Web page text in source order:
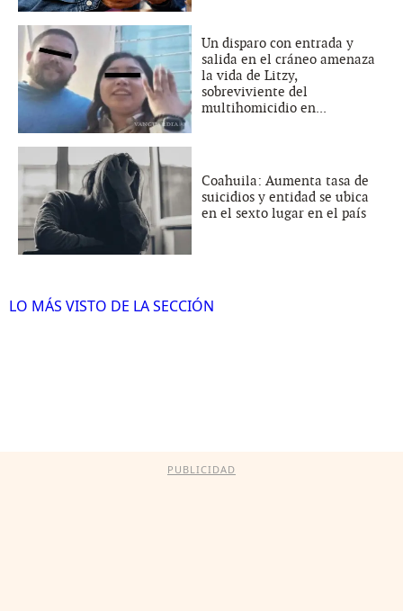
Un disparo con entrada y
salida en el cráneo amenaza
la vida de Litzy,
sobreviviente del
multihomicidio en...
Coahuila: Aumenta tasa de
suicidios y entidad se ubica
en el sexto lugar en el país
LO MÁS VISTO DE LA SECCIÓN
PUBLICIDAD